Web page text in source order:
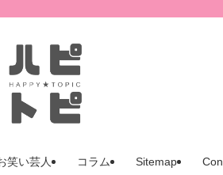
笑い芸人 コラム Sitemap